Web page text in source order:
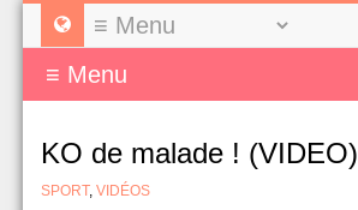
KO de malade ! (VIDEO)
SPORT, VIDÉOS